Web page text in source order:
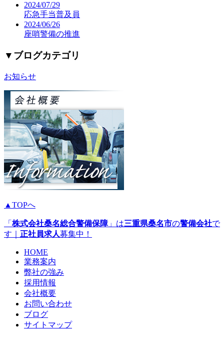
2024/07/29
応急手当普及員
2024/06/26
座哨警備の推進
▼ ブログカテゴリ
お知らせ
▲TOPへ
「 株式会社桑名総合警備保障」は三重県桑名市の警備会社で
す｜ 正社員求人募集中！
HOME
業務案内
弊社の強み
採用情報
会社概要
お問い合わせ
ブログ
サイトマップ